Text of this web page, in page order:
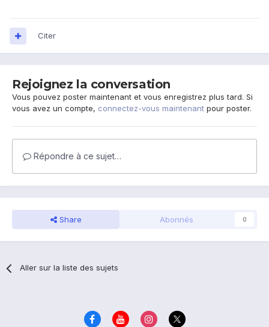
Citer
Rejoignez la conversation
Vous pouvez poster maintenant et vous enregistrez plus tard. Si
vous avez un compte, connectez-vous maintenant pour poster.
Répondre à ce sujet…
Share Abonnés 0
Aller sur la liste des sujets